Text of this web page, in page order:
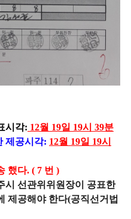
시각: 12월 19일 19시 39분
제공시각: 12월 19일 19시
했다. ( 7 번 )
시 선관위위원장이 공표한
제공해야 한다(공직선거법